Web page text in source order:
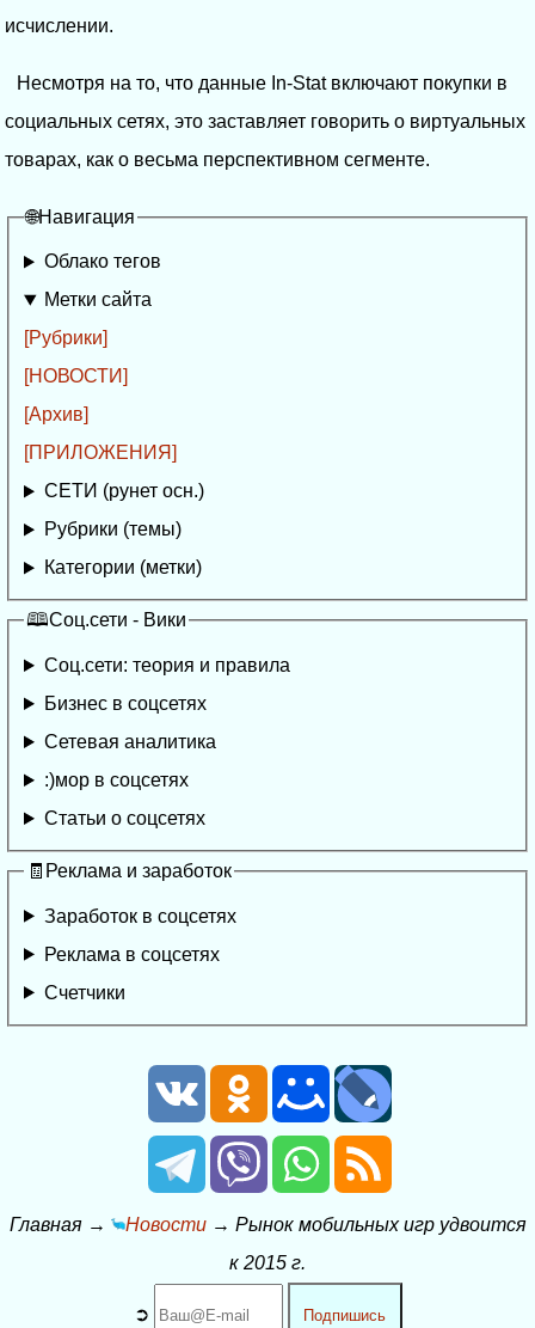
исчислении.
Несмотря на то, что данные In-Stat включают покупки в
социальных сетях, это заставляет говорить о виртуальных
товарах, как о весьма перспективном сегменте.
🌐Навигация
Облако тегов
Метки сайта
[Рубрики]
[НОВОСТИ]
[Архив]
[ПРИЛОЖЕНИЯ]
СЕТИ (рунет осн.)
Рубрики (темы)
Категории (метки)
🕮Соц.сети - Вики
Соц.сети: теория и правила
Бизнес в соцсетях
Сетевая аналитика
:)мор в соцсетях
Статьи о соцсетях
🧾Реклама и заработок
Заработок в соцсетях
Реклама в соцсетях
Счетчики
Главная→ Новости→ Рынок мобильных игр удвоится
к 2015 г.
➲ Подпишись